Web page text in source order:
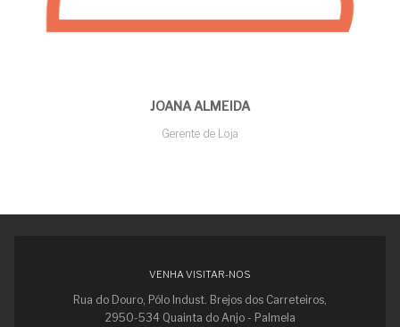
JOANA ALMEIDA
Gerente de Loja
VENHA VISITAR-NOS
Rua do Douro, Pólo Indust. Brejos dos Carreteiros,
2950-534 Quainta do Anjo - Palmela